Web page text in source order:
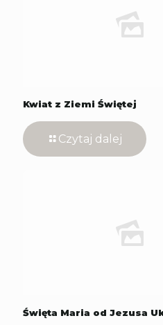
Kwiat z Ziemi Świętej
Czytaj dalej
Święta Maria od Jezusa